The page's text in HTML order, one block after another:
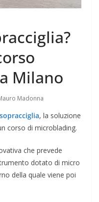
Milano
Madonna
, la soluzione
corso di microblading.
che prevede
dotato di micro
della quale viene poi